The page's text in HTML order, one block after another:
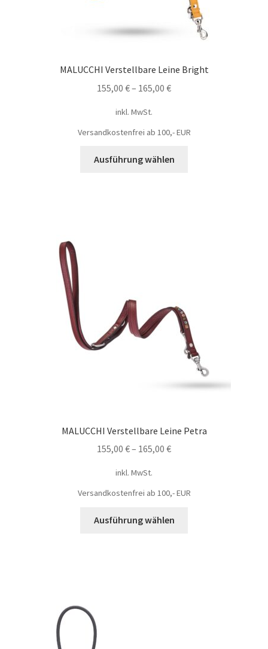
MALUCCHI Verstellbare Leine Bright
155,00 €– 165,00 €
inkl. MwSt.
Versandkostenfrei ab 100,- EUR
Ausführung wählen
MALUCCHI Verstellbare Leine Petra
155,00 €– 165,00 €
inkl. MwSt.
Versandkostenfrei ab 100,- EUR
Ausführung wählen